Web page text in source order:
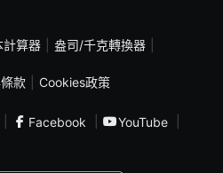
計算器
盎司/千克轉換器
款
Cookies政策
Facebook
YouTube